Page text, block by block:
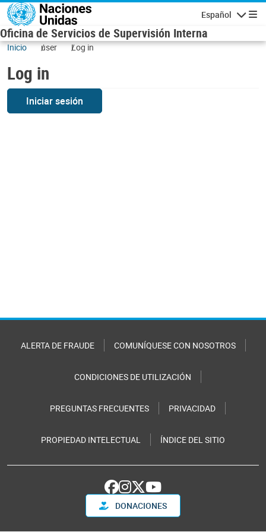
Skip to main content
Español
Oficina de Servicios de Supervisión Interna
Inicio user Log in
Log in
Iniciar sesión
ALERTA DE FRAUDE COMUNÍQUESE CON NOSOTROS
CONDICIONES DE UTILIZACIÓN
PREGUNTAS FRECUENTES PRIVACIDAD
PROPIEDAD INTELECTUAL ÍNDICE DEL SITIO
DONACIONES